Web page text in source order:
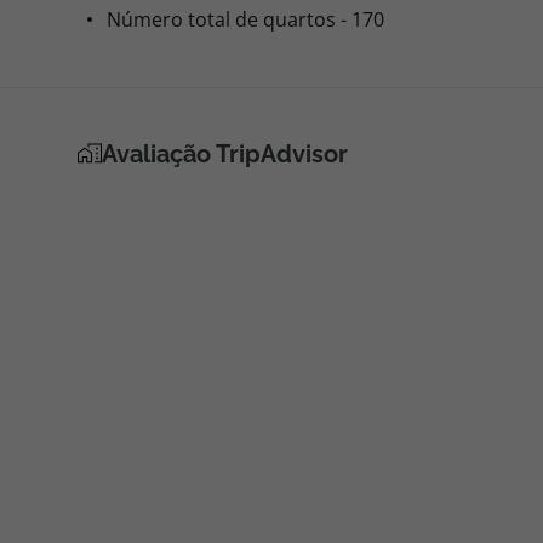
Número total de quartos - 170
Avaliação TripAdvisor